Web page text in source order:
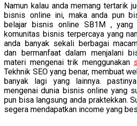
Namun kalau anda memang tertarik
bisnis online ini, maka anda pun
belajar bisnis online SB1M , yang
komunitas bisnis terpercaya yang
anda banyak sekali berbagai
dan bermanfaat dalam menjalani
materi mengenai trik menggunakan
Tekhnik SEO yang benar, membuat
banyak lagi yang lainnya.
mengenai dunia bisnis online yang
pun bisa langsung anda praktekkan.
segera mendapatkan income yang